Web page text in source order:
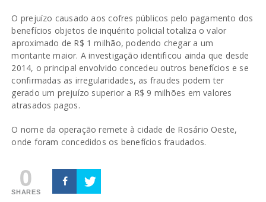
O prejuízo causado aos cofres públicos pelo pagamento dos
benefícios objetos de inquérito policial totaliza o valor
aproximado de R$ 1 milhão, podendo chegar a um
montante maior. A investigação identificou ainda que desde
2014, o principal envolvido concedeu outros benefícios e se
confirmadas as irregularidades, as fraudes podem ter
gerado um prejuízo superior a R$ 9 milhões em valores
atrasados pagos.
O nome da operação remete à cidade de Rosário Oeste,
onde foram concedidos os benefícios fraudados.
0
SHARES